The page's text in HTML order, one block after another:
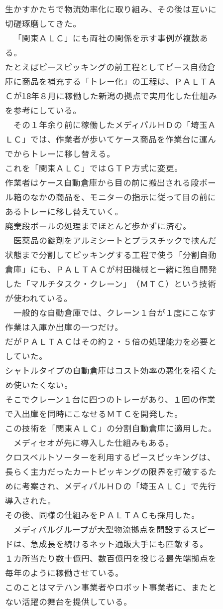
生かすかたちで物流効率化に取り組み、その後は互いに
切磋琢磨してきた。
「関東ＡＬＣ」にも両社の関係を示す事例が複数あ
る。
たとえばピースピッキングの前工程としてピース自動倉
庫に商品を補充する「トレー化」の工程は、ＰＡＬＴＡ
Ｃが18年８月に稼働した新潟の拠点で実用化した仕組み
を参考にしている。
その１年余り前に稼働したメディパルＨＤの「埼玉Ａ
ＬＣ」では、作業者が歩いてケース商品を作業台に運ん
でからトレーに移し替える。
これを「関東ＡＬＣ」ではＧＴＰ方式に変更。
作業者はケース自動倉庫から目の前に搬出される段ボー
ル箱のなかの商品を、モニターの指示に従って目の前に
あるトレーに移し替えていく。
廃棄段ボールの処理までほとんど歩かずに済む。
医薬品の錠剤をアルミシートとプラスチックで挟んだ
状態まで分割してピッキングする工程で使う「分割自動
倉庫」にも、ＰＡＬＴＡＣが村田機械と一緒に独自開発
した「マルチタスク・クレーン」（ＭＴＣ）という技術
が使われている。
一般的な自動倉庫では、クレーン１台が１度にこなす
作業は入庫か出庫の一つだけ。
だがＰＡＬＴＡＣはその約２・５倍の処理能力を必要と
していた。
シャトルタイプの自動倉庫はコスト効率の悪化を招くた
め使いたくない。
そこでクレーン１台に四つのトレーがあり、１回の作業
で入出庫を同時にこなせるＭＴＣを開発した。
この技術を「関東ＡＬＣ」の分割自動倉庫に適用した。
メディセオが先に導入した仕組みもある。
クロスベルトソーターを利用するピースピッキングは、
長らく主力だったカートピッキングの限界を打破するた
めに考案され、メディパルＨＤの「埼玉ＡＬＣ」で先行
導入された。
その後、同様の仕組みをＰＡＬＴＡＣも採用した。
メディパルグループが大型物流拠点を開設するスピー
ドは、急成長を続けるネット通販大手にも匹敵する。
１カ所当たり数十億円、数百億円を投じる最先端拠点を
毎年のように稼働させている。
このことはマテハン事業者やロボット事業者に、またと
ない活躍の舞台を提供している。